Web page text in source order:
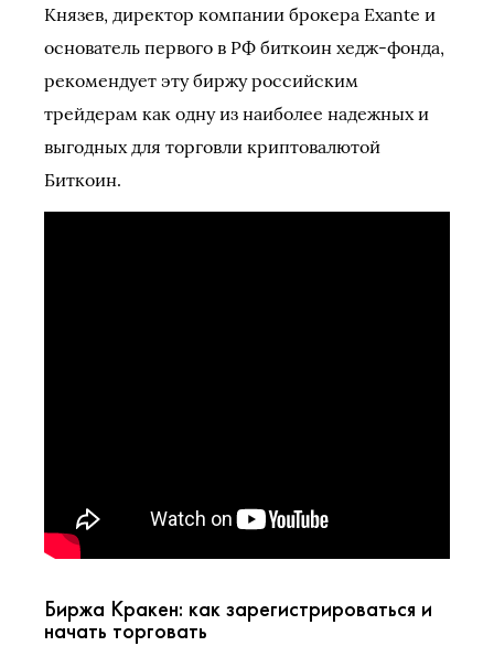
Князев, директор компании брокера Exante и
основатель первого в РФ биткоин хедж-фонда,
рекомендует эту биржу российским
трейдерам как одну из наиболее надежных и
выгодных для торговли криптовалютой
Биткоин.
Биржа Кракен: как зарегистрироваться и
начать торговать